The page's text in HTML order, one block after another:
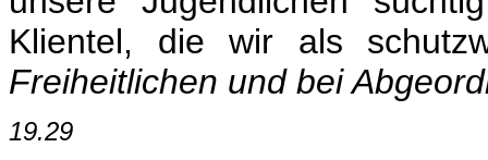
Klientel, die wir als
Freiheitlichen und bei
19.29